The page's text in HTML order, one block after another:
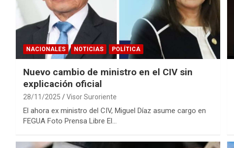
NACIONALES NOTICIAS POLÍTICA
Nuevo cambio de ministro en el CIV sin
explicación oficial
28/11/2025 Visor Suroriente
El ahora ex ministro del CIV, Miguel Díaz asume cargo en
FEGUA Foto Prensa Libre El…